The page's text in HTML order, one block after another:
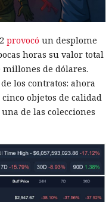
provocó un desplome
horas su valor total
de dólares.
los contratos: ahora
objetos de calidad
de las colecciones